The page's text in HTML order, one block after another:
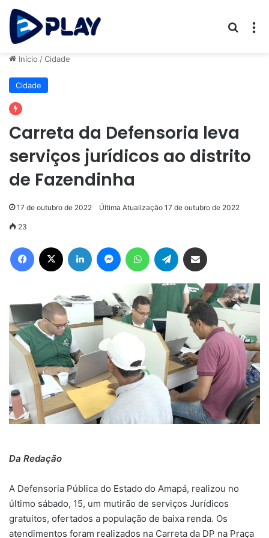
Início /Cidade
Cidade
Carreta da Defensoria leva
serviços jurídicos ao distrito
de Fazendinha
17 de outubro de 2022 Última Atualização 17 de outubro de 2022
23
Facebook Linkedin MessengerWhatsAppTelegram
Da Redação
A Defensoria Pública do Estado do Amapá, realizou no
último sábado, 15, um mutirão de serviços Jurídicos
gratuitos, ofertados a população de baixa renda. Os
atendimentos foram realizados na Carreta da DP na Praça